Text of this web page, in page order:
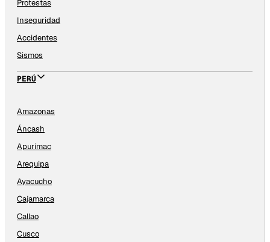
Protestas
Inseguridad
Accidentes
Sismos
PERÚ
Amazonas
Áncash
Apurímac
Arequipa
Ayacucho
Cajamarca
Callao
Cusco